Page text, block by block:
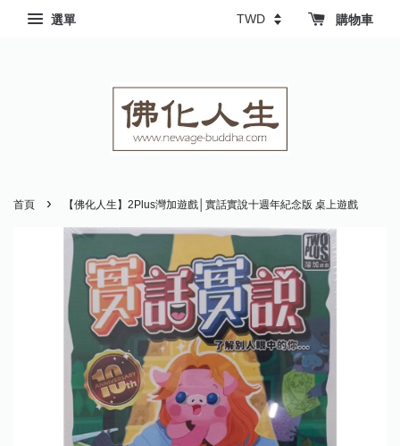
選單 購物車
首頁 › 【佛化人生】2Plus灣加遊戲│實話實說十週年紀念版 桌上遊戲